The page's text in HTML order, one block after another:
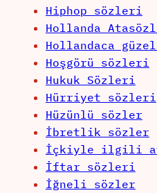
Hiphop sözleri
Hollanda
Hollandaca
Hoşgörü sözleri
Hukuk Sözleri
Hürriyet sözleri
Hüzünlü sözler
İbretlik sözler
İçkiyle ilgili
İftar sözleri
İğneli sözler